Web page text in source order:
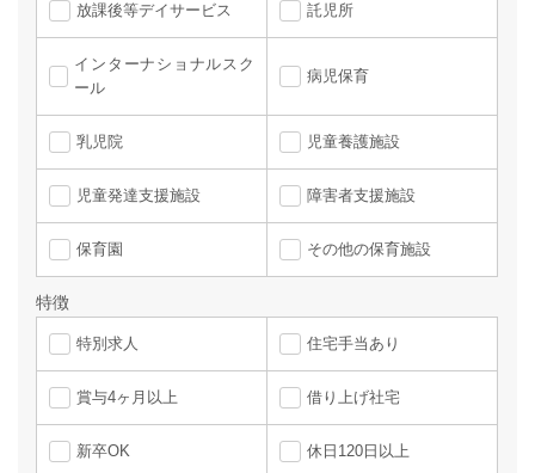
放課後等デイサービス 託児所
インターナショナルスク
ール
病児保育
乳児院 児童養護施設
児童発達支援施設 障害者支援施設
保育園 その他の保育施設
特徴
特別求人 住宅手当あり
賞与4ヶ月以上 借り上げ社宅
新卒OK 休日120日以上